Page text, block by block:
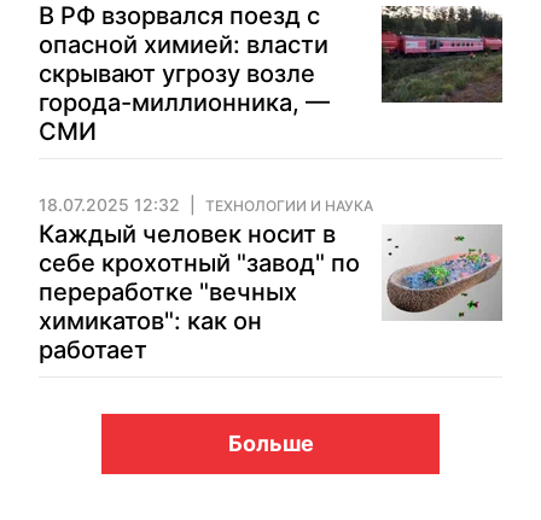
В РФ взорвался поезд с
опасной химией: власти
скрывают угрозу возле
города-миллионника, —
СМИ
18.07.2025 12:32 ТЕХНОЛОГИИ И НАУКА
Каждый человек носит в
себе крохотный "завод" по
переработке "вечных
химикатов": как он
работает
Больше